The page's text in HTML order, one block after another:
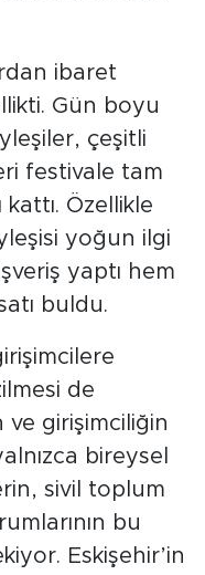
ibaret
Gün boyu
çeşitli
festivale tam
kattı. Özellikle
yoğun ilgi
yaptı hem
buldu.
de
girişimciliğin
bireysel
sivil toplum
bu
Eskişehir’in